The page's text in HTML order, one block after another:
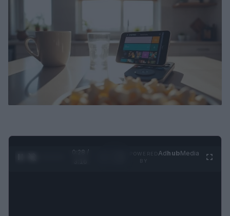
0:29 /
AdhubMedia